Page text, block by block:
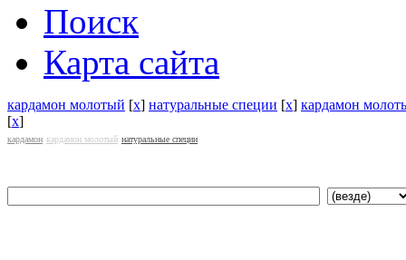
Поиск
Карта сайта
кардамон молотый [x] натуральные специи [x] кардамон
[x]
кардамон кардамон молотый натуральные специи